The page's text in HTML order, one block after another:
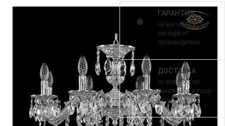
ГАРАНТИЯ
на все модели 30
месяцев от
производителя
ДОСТАВКА
по всей России.
Самовывоз из шоу-
рума